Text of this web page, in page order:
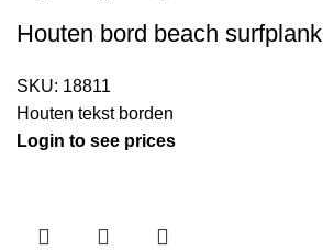
Houten bord beach surfplank
SKU: 18811
Houten tekst borden
Login to see prices